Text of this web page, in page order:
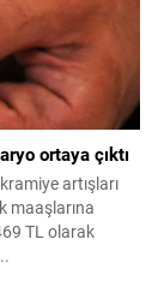
ortaya çıktı
artışları
maaşlarına
TL olarak